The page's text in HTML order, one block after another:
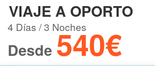
VIAJE A OPORTO
4 Días / 3 Noches
Desde 540€